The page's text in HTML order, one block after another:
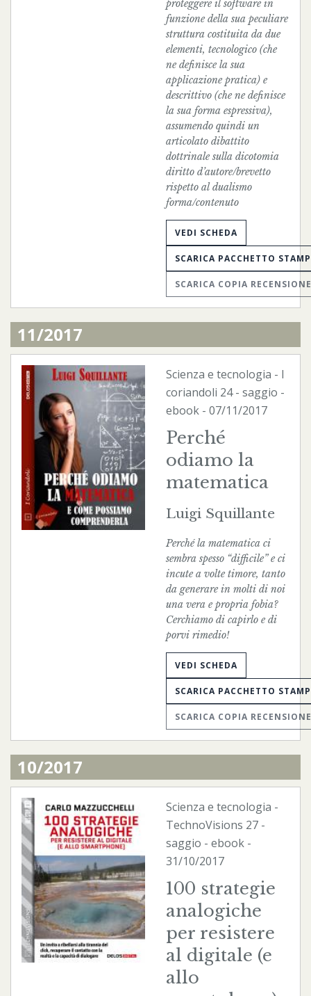
proteggere il software in
funzione della sua peculiare
struttura costituita da due
elementi, tecnologico (che
ne definisce la sua
applicazione pratica) e
descrittivo (che ne definisce
la sua forma espressiva),
assumendo quindi un
articolato dibattito
dottrinale sulla dicotomia
diritto d’autore/brevetto
rispetto al dualismo
forma/contenuto
VEDI SCHEDA
SCARICA PACCHETTO
SCARICA COPIA RECENSIONE
11/2017
Scienza e tecnologia - I
coriandoli 24 - saggio -
ebook - 07/11/2017
Perché
odiamo la
matematica
Luigi Squillante
Perché la matematica ci
sembra spesso “difficile” e ci
incute a volte timore, tanto
da generare in molti di noi
una vera e propria fobia?
Cerchiamo di capirlo e di
porvi rimedio!
VEDI SCHEDA
SCARICA PACCHETTO
SCARICA COPIA RECENSIONE
10/2017
Scienza e tecnologia -
TechnoVisions 27 -
saggio - ebook -
31/10/2017
100 strategie
analogiche
per resistere
al digitale (e
allo